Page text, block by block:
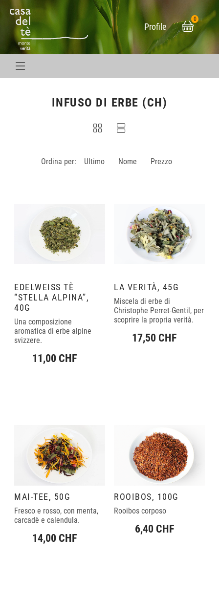
Skip to main content
Skip to page footer
Profile
0
INFUSO DI ERBE (CH)
Ordina per: Ultimo Nome Prezzo
EDELWEISS TÈ
“STELLA ALPINA”,
40G
Una composizione
aromatica di erbe alpine
svizzere.
11,00 CHF
LA VERITÀ, 45G
Miscela di erbe di
Christophe Perret-Gentil, per
scoprire la propria verità.
17,50 CHF
MAI-TEE, 50G
Fresco e rosso, con menta,
carcadè e calendula.
14,00 CHF
ROOIBOS, 100G
Rooibos corposo
6,40 CHF